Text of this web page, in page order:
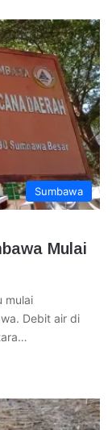
Sumbawa
Mulai
mulai
Debit air di